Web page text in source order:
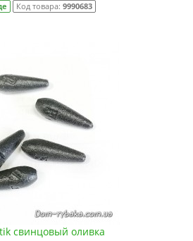
Код товара: 9990683
свинцовый оливка